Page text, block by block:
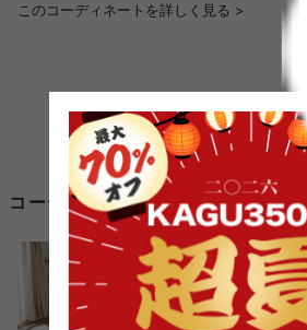
このコーディネートを詳しく見る >
コーディネートから畳 ソファ ベ